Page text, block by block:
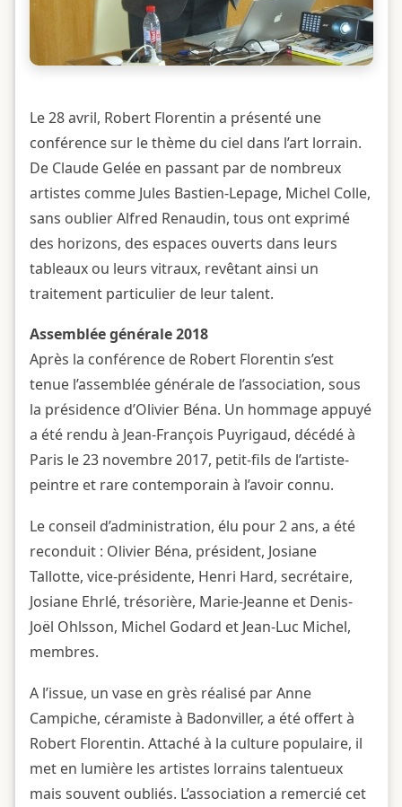
Le 28 avril, Robert Florentin a présenté une
conférence sur le thème du ciel dans l’art lorrain.
De Claude Gelée en passant par de nombreux
artistes comme Jules Bastien-Lepage, Michel Colle,
sans oublier Alfred Renaudin, tous ont exprimé
des horizons, des espaces ouverts dans leurs
tableaux ou leurs vitraux, revêtant ainsi un
traitement particulier de leur talent.
Assemblée générale 2018
Après la conférence de Robert Florentin s’est
tenue l’assemblée générale de l’association, sous
la présidence d’Olivier Béna. Un hommage appuyé
a été rendu à Jean-François Puyrigaud, décédé à
Paris le 23 novembre 2017, petit-fils de l’artiste-
peintre et rare contemporain à l’avoir connu.
Le conseil d’administration, élu pour 2 ans, a été
reconduit : Olivier Béna, président, Josiane
Tallotte, vice-présidente, Henri Hard, secrétaire,
Josiane Ehrlé, trésorière, Marie-Jeanne et Denis-
Joël Ohlsson, Michel Godard et Jean-Luc Michel,
membres.
A l’issue, un vase en grès réalisé par Anne
Campiche, céramiste à Badonviller, a été offert à
Robert Florentin. Attaché à la culture populaire, il
met en lumière les artistes lorrains talentueux
mais souvent oubliés. L’association a remercié cet